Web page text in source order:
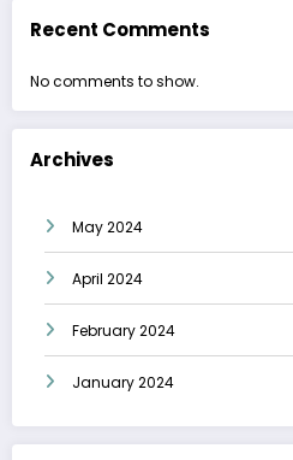
Recent Comments
No comments to show.
Archives
May 2024
April 2024
February 2024
January 2024